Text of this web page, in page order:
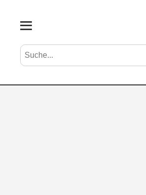
Suche nach Vornamen